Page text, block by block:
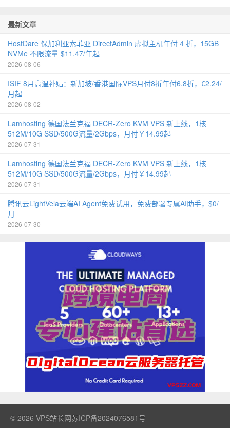
最新文章
HostDare 保加利亚索菲亚 DirectAdmin 虚拟主机年付 4 折，15GB
NVMe 不限流量 $11.47/年起
2026-08-06
ISIF 8月高温补贴：新加坡/香港国际VPS月付8折年付6.8折，€2.24/
月起
2026-08-02
Lamhosting 德国法兰克福 DECR-Zero KVM VPS 新上线，1核
512M/10G SSD/500G流量/2Gbps，月付￥14.99起
2026-07-31
Lamhosting 德国法兰克福 DECR-Zero KVM VPS 新上线，1核
512M/10G SSD/500G流量/2Gbps，月付￥14.99起
2026-07-31
腾讯云LightVela云端AI Agent免费试用，免费部署专属AI助手，$0/
月
2026-07-30
© 2026 VPS站长网苏ICP备2024076581号